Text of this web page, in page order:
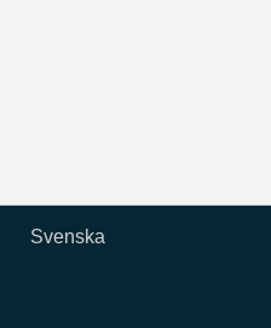
Svenska